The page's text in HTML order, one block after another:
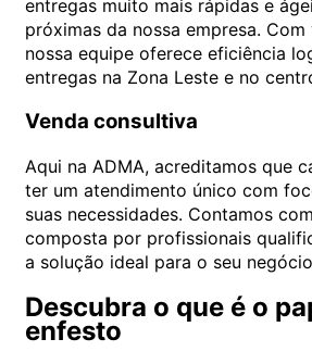
entregas muito mais rápidas e
próximas da nossa empresa.
nossa equipe oferece eficiência
entregas na Zona Leste e no
Venda consultiva
Aqui na ADMA, acreditamos que
ter um atendimento único com
suas necessidades. Contamos
composta por profissionais
a solução ideal para o seu
Descubra o que é o
enfesto